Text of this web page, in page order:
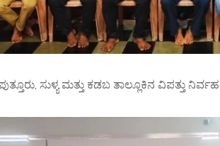
ಸುಳ್ಯ ಮತ್ತು ಕಡಬ ತಾಲ್ಲೂಕಿನ ವಿಪತ್ತು